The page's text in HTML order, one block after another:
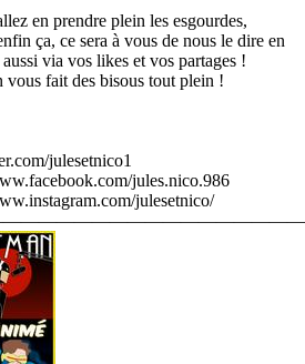
en prendre plein les esgourdes,
ça, ce sera à vous de nous le dire en
via vos likes et vos partages !
vous fait des bisous tout plein !
julesetnico1
jules.nico.986
julesetnico/